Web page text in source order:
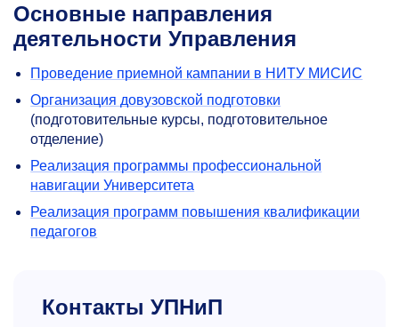
Основные направления
деятельности Управления
Проведение приемной кампании в НИТУ МИСИС
Организация довузовской подготовки
(подготовительные курсы, подготовительное
отделение)
Реализация программы профессиональной
навигации Университета
Реализация программ повышения квалификации
педагогов
Контакты УПНиП